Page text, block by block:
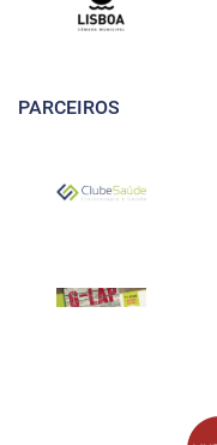
PARCEIROS